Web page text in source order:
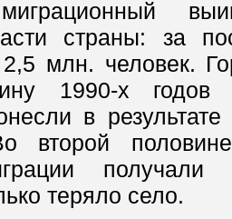
страны: за
2,5 млн. человек.
1990-х годов
в
второй
теряло село.